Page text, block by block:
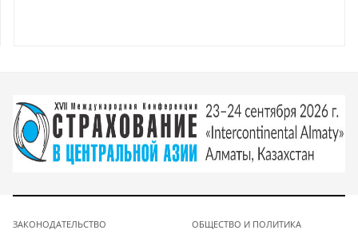
ЗАКОНОДАТЕЛЬСТВО
ОБЩЕСТВО И ПОЛИТИКА